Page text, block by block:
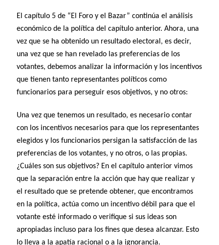
El capítulo 5 de “El Foro y el Bazar” continúa el análisis
económico de la política del capítulo anterior. Ahora, una
vez que se ha obtenido un resultado electoral, es decir,
una vez que se han revelado las preferencias de los
votantes, debemos analizar la información y los incentivos
que tienen tanto representantes políticos como
funcionarios para perseguir esos objetivos, y no otros:
Una vez que tenemos un resultado, es necesario contar
con los incentivos necesarios para que los representantes
elegidos y los funcionarios persigan la satisfacción de las
preferencias de los votantes, y no otros, o las propias.
¿Cuáles son sus objetivos? En el capítulo anterior vimos
que la separación entre la acción que hay que realizar y
el resultado que se pretende obtener, que encontramos
en la política, actúa como un incentivo débil para que el
votante esté informado o verifique si sus ideas son
apropiadas incluso para los fines que desea alcanzar. Esto
lo lleva a la apatía racional o a la ignorancia.